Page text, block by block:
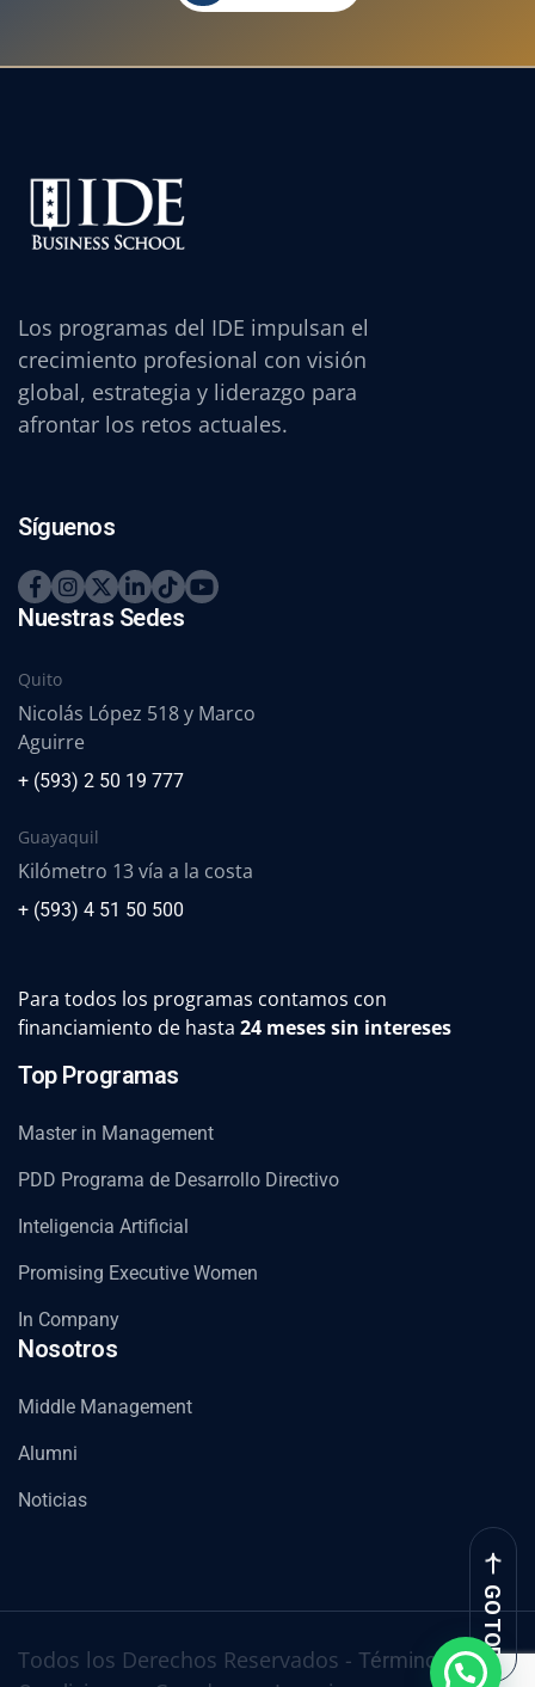
Los programas del IDE impulsan el
crecimiento profesional con visión
global, estrategia y liderazgo para
afrontar los retos actuales.
Síguenos
Nuestras Sedes
Quito
Nicolás López 518 y Marco
Aguirre
+ (593) 2 50 19 777
Guayaquil
Kilómetro 13 vía a la costa
+ (593) 4 51 50 500
Para todos los programas contamos con
financiamiento de hasta 24 meses sin intereses
Top Programas
Master in Management
PDD Programa de Desarrollo Directivo
Inteligencia Artificial
Promising Executive Women
In Company
Nosotros
Middle Management
Alumni
Noticias
Todos los Derechos Reservados - Términos y
GO TOP